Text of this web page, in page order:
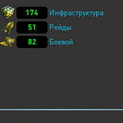
174
Инфраструктура
51
Рейды
82
Боевой